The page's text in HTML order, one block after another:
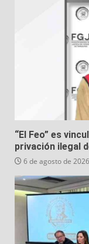
“El Feo” es
privación ilegal
6 de agosto de 2026